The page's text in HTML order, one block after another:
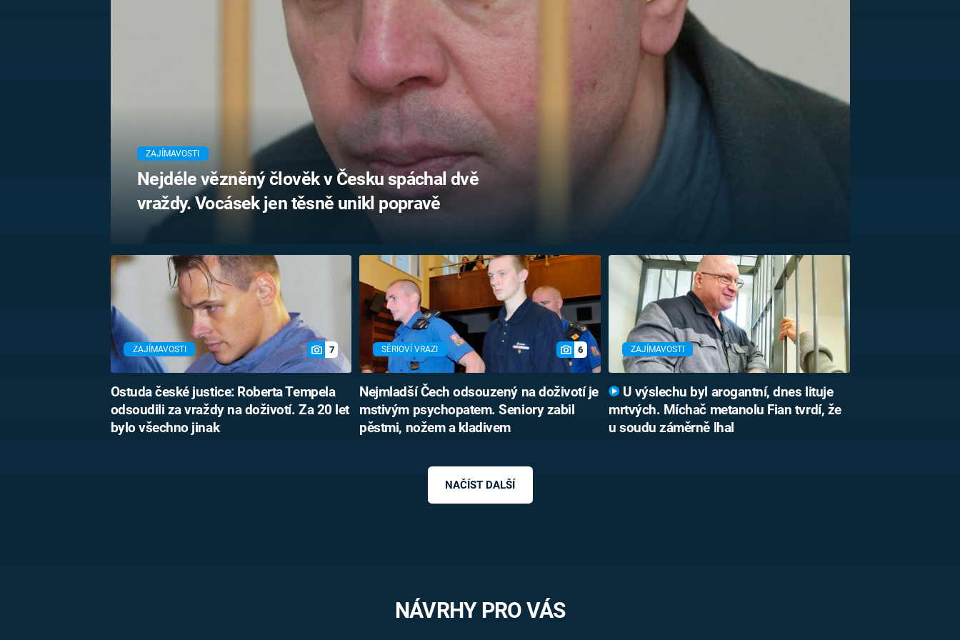
MARIE TEREZIE
MIMOZEMŠŤANÉ
UTAJENÉ PŘÍBĚHY
ČESKÝCH DĚJIN
ALTERNATIVNÍ
HISTORIE
FILMY VERSUS
HORORY VERSUS
OPTICKÉ ILUZE A
ZAJÍMAVOSTI
Nejdéle vězněný člověk v Česku spáchal dvě
vraždy. Vocásek jen těsně unikl popravě
ZAJÍMAVOSTI 7
Ostuda české justice: Roberta Tempela
odsoudili za vraždy na doživotí. Za 20 let
bylo všechno jinak
SÉRIOVÍ VRAZI 6
Nejmladší Čech odsouzený na doživotí je
mstivým psychopatem. Seniory zabil
pěstmi, nožem a kladivem
ZAJÍMAVOSTI
U výslechu byl arogantní, dnes lituje
mrtvých. Míchač metanolu Fian tvrdí, že
u soudu záměrně lhal
NAČÍST DALŠÍ
NÁVRHY PRO VÁS